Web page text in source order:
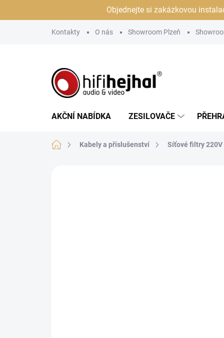
Objednejte si zakázkovou
Kontakty O nás Showroom Plzeň
AKČNÍ NABÍDKA ZESILOVAČE
Domů Kabely a příslušenství Síťové filtry 220V